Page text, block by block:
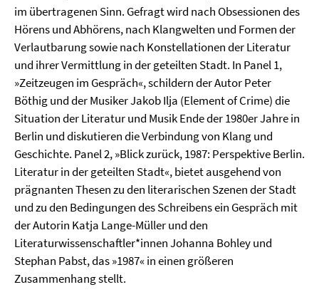
im übertragenen Sinn. Gefragt wird nach Obsessionen des
Hörens und Abhörens, nach Klangwelten und Formen der
Verlautbarung sowie nach Konstellationen der Literatur
und ihrer Vermittlung in der geteilten Stadt. In Panel 1,
»Zeitzeugen im Gespräch«, schildern der Autor Peter
Böthig und der Musiker Jakob Ilja (Element of Crime) die
Situation der Literatur und Musik Ende der 1980er Jahre in
Berlin und diskutieren die Verbindung von Klang und
Geschichte. Panel 2, »Blick zurück, 1987: Perspektive Berlin.
Literatur in der geteilten Stadt«, bietet ausgehend von
prägnanten Thesen zu den literarischen Szenen der Stadt
und zu den Bedingungen des Schreibens ein Gespräch mit
der Autorin Katja Lange-Müller und den
Literaturwissenschaftler*innen Johanna Bohley und
Stephan Pabst, das »1987« in einen größeren
Zusammenhang stellt.